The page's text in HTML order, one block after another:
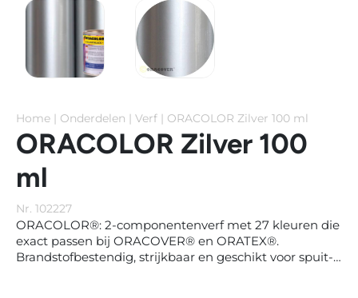
Home Onderdelen Verf ORACOLOR Zilver 100 ml
ORACOLOR Zilver 100
ml
Nr. 102227
ORACOLOR®: 2-componentenverf met 27 kleuren die
exact passen bij ORACOVER® en ORATEX®.
Brandstofbestendig, strijkbaar en geschikt voor spuit-